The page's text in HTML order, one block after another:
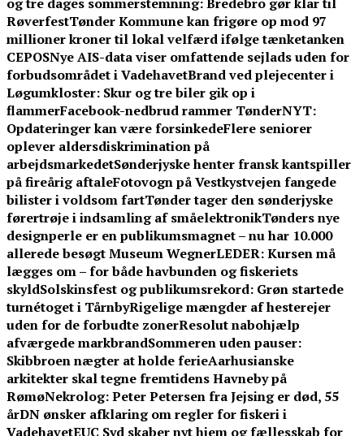
RøverfestTønder Kommune kan frigøre op mod 97
millioner kroner til lokal velfærd ifølge tænketanken
CEPOSNye AIS-data viser omfattende sejlads uden for
forbudsområdet i VadehavetBrand ved plejecenter i
Løgumkloster: Skur og tre biler gik op i
flammerFacebook-nedbrud rammer TønderNYT:
Opdateringer kan være forsinkedeFlere seniorer
oplever aldersdiskrimination på
arbejdsmarkedetSønderjyske henter fransk kantspiller
på fireårig aftaleFotovogn på Vestkystvejen fangede
bilister i voldsom fartTønder tager den sønderjyske
førertrøje i indsamling af småelektronikTønders nye
designperle er en publikumsmagnet – nu har 10.000
allerede besøgt Museum WegnerLEDER: Kursen må
lægges om – for både havbunden og fiskeriets
skyldSolskinsfest og publikumsrekord: Grøn startede
turnétoget i TårnbyRigelige mængder af hesterejer
uden for de forbudte zonerResolut nabohjælp
afværgede markbrandSommeren uden pauser:
Skibbroen nægter at holde ferieAarhusianske
arkitekter skal tegne fremtidens Havneby på
RømøNekrolog: Peter Petersen fra Jejsing er død, 55
årDN ønsker afklaring om regler for fiskeri i
VadehavetEUC Syd skaber nyt hjem og fællesskab for